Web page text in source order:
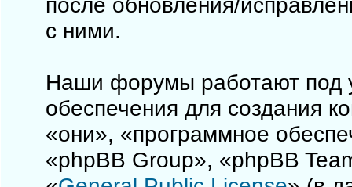
с ними.
Наши форумы работают под
обеспечения для создания
«они», «программное
«phpBB Group», «phpBB